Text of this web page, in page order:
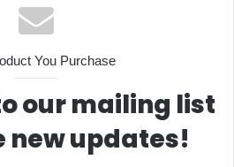
You Purchase
our mailing list
new updates!